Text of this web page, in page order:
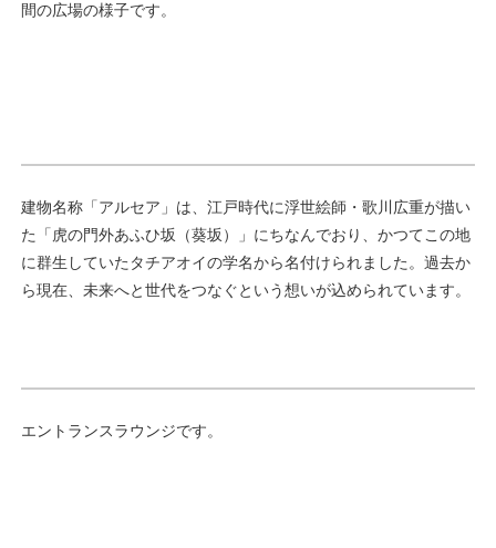
間の広場の様子です。
建物名称「アルセア」は、江戸時代に浮世絵師・歌川広重が描い
た「虎の門外あふひ坂（葵坂）」にちなんでおり、かつてこの地
に群生していたタチアオイの学名から名付けられました。過去か
ら現在、未来へと世代をつなぐという想いが込められています。
エントランスラウンジです。